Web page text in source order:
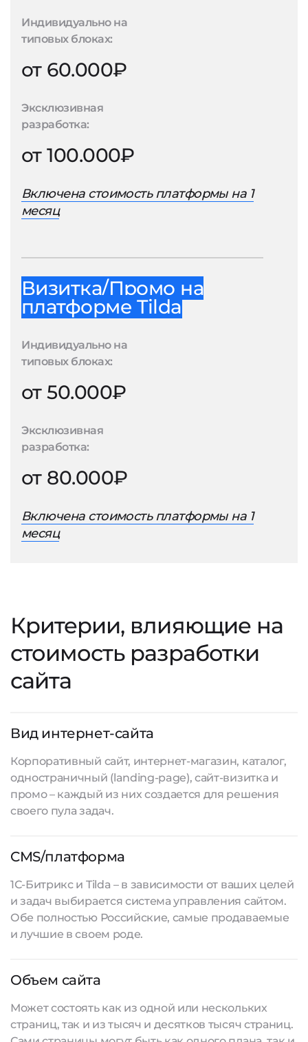
Индивидуально на
типовых блоках:
от 60.000₽
Эксклюзивная
разработка:
от 100.000₽
Включена стоимость платформы на 1
месяц
Визитка/Промо на
платформе Tilda
Индивидуально на
типовых блоках:
от 50.000₽
Эксклюзивная
разработка:
от 80.000₽
Включена стоимость платформы на 1
месяц
Критерии, влияющие на
стоимость разработки
сайта
Вид интернет-сайта
Корпоративный сайт, интернет-магазин, каталог,
одностраничный (landing-page), сайт-визитка и
промо – каждый из них создается для решения
своего пула задач.
CMS/платформа
1С-Битрикс и Tilda – в зависимости от ваших целей
и задач выбирается система управления сайтом.
Обе полностью Российские, самые продаваемые
и лучшие в своем роде.
Объем сайта
Может состоять как из одной или нескольких
страниц, так и из тысяч и десятков тысяч страниц.